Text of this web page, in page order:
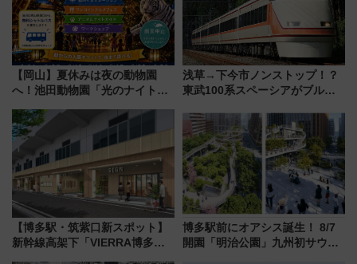
【岡山】夏休みは夜の動物園
へ！池田動物園「光のナイトズ
な夜
浅草→下今市ノンストップ！？
東武100系スペーシアがブルー
ー当時の停車駅」を再現 運転
時刻や特急券の買い方を紹介
【博多駅・筑紫口新スポット】
新幹線高架下「VIERRA博多テ
博多駅前にオアシス誕生！ 8/7
開園「明治公園」九州初サウナ